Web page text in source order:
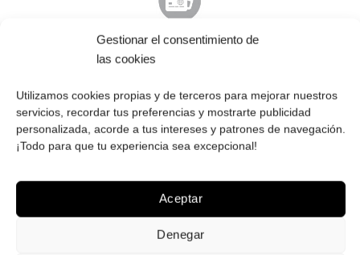
Gestionar el consentimiento de
las cookies
Utilizamos cookies propias y de terceros para mejorar nuestros
servicios, recordar tus preferencias y mostrarte publicidad
personalizada, acorde a tus intereses y patrones de navegación.
¡Todo para que tu experiencia sea excepcional!
Aceptar
Denegar
PAGO SEGURO
reembolso.
ENVÍOS GRATIS
Envíos gratuitos.Consulta aquítoda la info relativa a envíos.
We ship to all EU countries.